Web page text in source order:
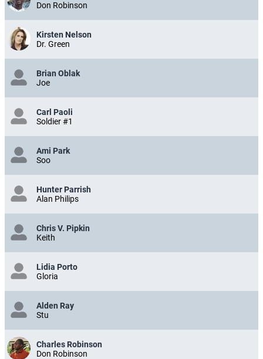
Don Robinson
Kirsten Nelson
Dr. Green
Brian Oblak
Joe
Carl Paoli
Soldier #1
Ami Park
Soo
Hunter Parrish
Alan Philips
Chris V. Pipkin
Keith
Lidia Porto
Gloria
Alden Ray
Stu
Charles Robinson
Don Robinson